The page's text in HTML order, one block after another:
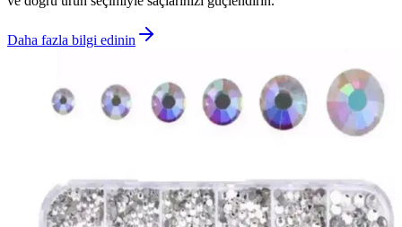
Daha fazla bilgi edinin